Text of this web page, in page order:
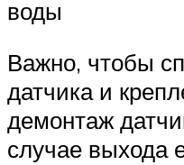
воды
Важно, чтобы
датчика и
демонтаж
случае выхода